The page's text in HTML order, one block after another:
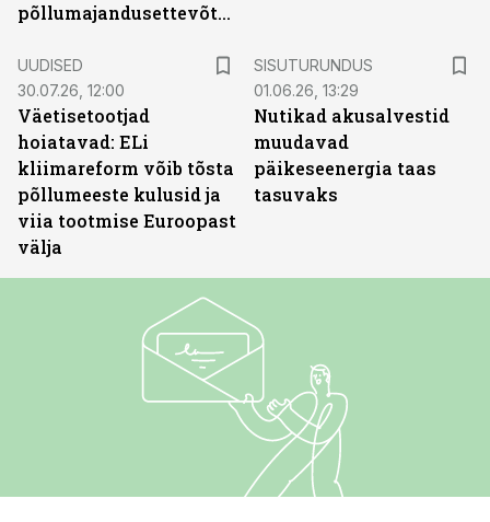
põllumajandusettevõtted
UUDISED
30.07.26, 12:00
Väetisetootjad
hoiatavad: ELi
kliimareform võib tõsta
põllumeeste kulusid ja
viia tootmise Euroopast
välja
SISUTURUNDUS
01.06.26, 13:29
Nutikad akusalvestid
muudavad
päikeseenergia taas
tasuvaks